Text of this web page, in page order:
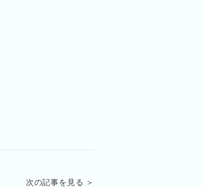
次の記事を見る ＞